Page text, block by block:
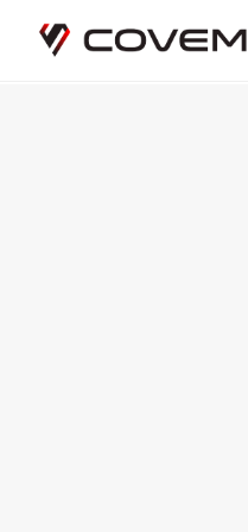
Accueil Zones desservies